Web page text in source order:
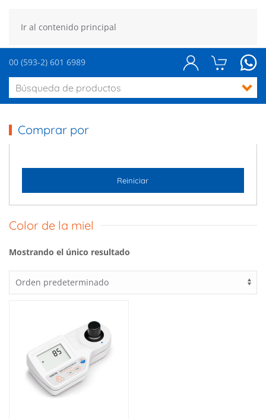
Ir al contenido principal
00 (593-2) 601 6989
Comprar por
Reiniciar
Color de la miel
Mostrando el único resultado